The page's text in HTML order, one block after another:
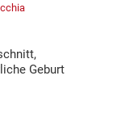
Geburt